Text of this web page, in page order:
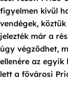
figyelmen kívül
vendégek,
jelezték már a
úgy végződhet,
ellenére az egyik
lett a fővárosi